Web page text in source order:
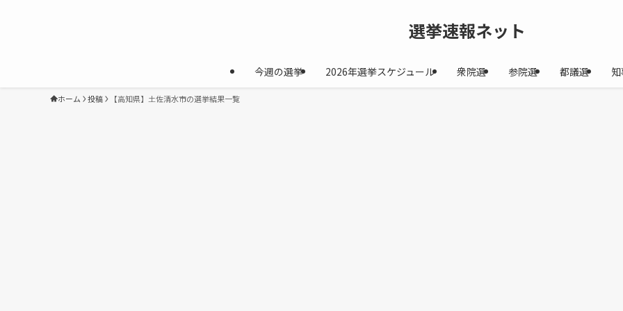
選挙速報ネット
今週の選挙 2026年選挙スケジュール 衆院選 参院選 都議選
ホーム 投稿 【高知県】土佐清水市の選挙結果一覧